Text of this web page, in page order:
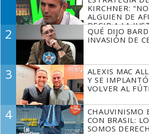
KIRCHNER:
ALGUIEN DE
DECIR A LA
TIENE QUE
2
QUÉ DIJO
INVASIÓN DE
3
ALEXIS MAC
Y SE
VOLVER AL
4
CHAUVINISMO
CON BRASIL:
SOMOS